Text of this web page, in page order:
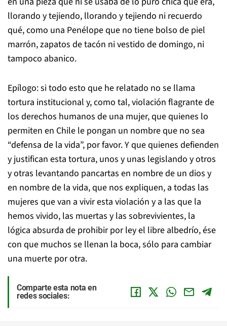
llorando y tejiendo, llorando y tejiendo ni recuerdo
qué, como una Penélope que no tiene bolso de piel
marrón, zapatos de tacón ni vestido de domingo, ni
tampoco abanico.
Epílogo: si todo esto que he relatado no se llama
tortura institucional y, como tal, violación flagrante de
los derechos humanos de una mujer, que quienes lo
permiten en Chile le pongan un nombre que no sea
“defensa de la vida”, por favor. Y que quienes defienden
y justifican esta tortura, unos y unas legislando y otros
y otras levantando pancartas en nombre de un dios y
en nombre de la vida, que nos expliquen, a todas las
mujeres que van a vivir esta violación y a las que la
hemos vivido, las muertas y las sobrevivientes, la
lógica absurda de prohibir por ley el libre albedrío, ése
con que muchos se llenan la boca, sólo para cambiar
una muerte por otra.
Comparte esta nota en
redes sociales: